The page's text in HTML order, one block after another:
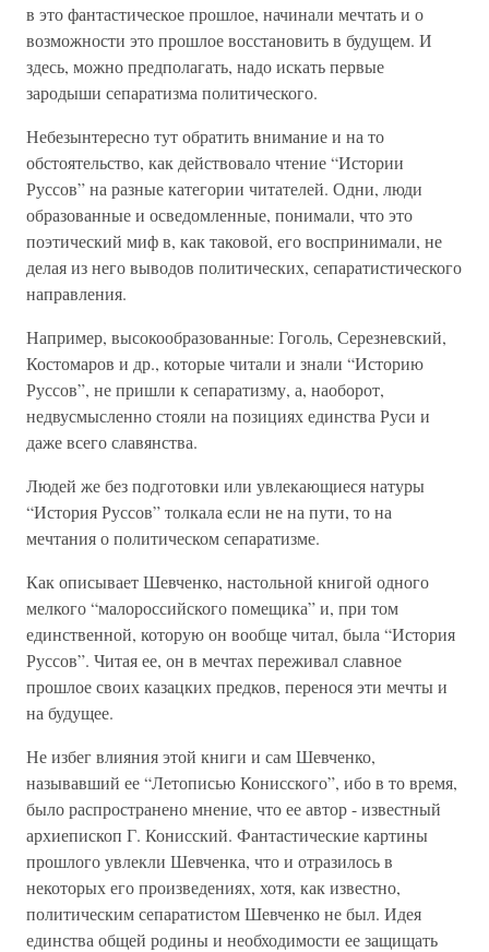
в это фантастическое прошлое, начинали мечтать и о
возможности это прошлое восстановить в будущем. И
здесь, можно предполагать, надо искать первые
зародыши сепаратизма политического.
Небезынтересно тут обратить внимание и на то
обстоятельство, как действовало чтение “Истории
Руссов” на разные категории читателей. Одни, люди
образованные и осведомленные, понимали, что это
поэтический миф в, как таковой, его воспринимали, не
делая из него выводов политических, сепаратистического
направления.
Например, высокообразованные: Гоголь, Серезневский,
Костомаров и др., которые читали и знали “Историю
Руссов”, не пришли к сепаратизму, а, наоборот,
недвусмысленно стояли на позициях единства Руси и
даже всего славянства.
Людей же без подготовки или увлекающиеся натуры
“История Руссов” толкала если не на пути, то на
мечтания о политическом сепаратизме.
Как описывает Шевченко, настольной книгой одного
мелкого “малороссийского помещика” и, при том
единственной, которую он вообще читал, была “История
Руссов”. Читая ее, он в мечтах переживал славное
прошлое своих казацких предков, перенося эти мечты и
на будущее.
Не избег влияния этой книги и сам Шевченко,
называвший ее “Летописью Конисского”, ибо в то время,
было распространено мнение, что ее автор - известный
архиепископ Г. Конисский. Фантастические картины
прошлого увлекли Шевченка, что и отразилось в
некоторых его произведениях, хотя, как известно,
политическим сепаратистом Шевченко не был. Идея
единства общей родины и необходимости ее защищать